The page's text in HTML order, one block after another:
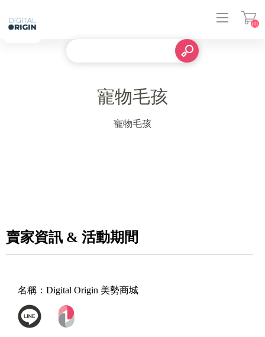
(0)
寵物毛孩
寵物毛孩
賣家資訊 & 活動期間
名稱： Digital Origin 美勢商城